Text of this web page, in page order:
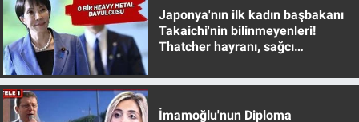
Japonya'nın ilk kadın başbakanı
Takaichi'nin bilinmeyenleri!
Thatcher hayranı, sağcı
İmamoğlu'nun Diploma